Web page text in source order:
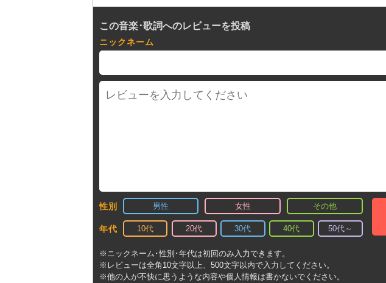
この音楽･歌詞へのレビューを投稿
ニックネーム
性別 男性 女性 その他
年代 10代 20代 30代 40代 50代～
※ニックネーム･性別･年代は初回のみ入力できます。
※レビューは全角10文字以上、500文字以内で入力してください。
※他の人が不快に思うような内容や個人情報は書かないでください。